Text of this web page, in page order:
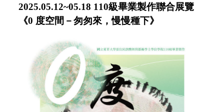
2025.05.12~05.18 110級畢業製作聯合展覽
《0 度空間－匆匆來，慢慢種下》